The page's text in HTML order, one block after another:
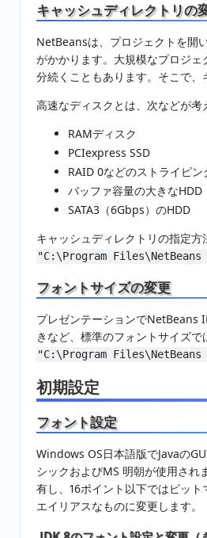
キャッシュディレクトリの
NetBeansは、プロジェクトを開
がかかります。大規模なプロジ
分続くこともあります。そこで、
高速なディスクとは、次などが考
RAMディスク
PCIexpress SSD
RAID 0などのストライピ
バッファ容量の大きなHDD
SATA3（6Gbps）のHDD
キャッシュディレクトリの指定
"C:\Program
フォントサイズの変更
プレゼンテーションでNetBeans
きなど、標準のフォントサイズ
"C:\Program
初期設定
フォント設定
Windows OS日本語版でJavaの
シックおよびMS 明朝が使用され
有し、16ポイント以下ではビッ
エイリアスなものに変更します。